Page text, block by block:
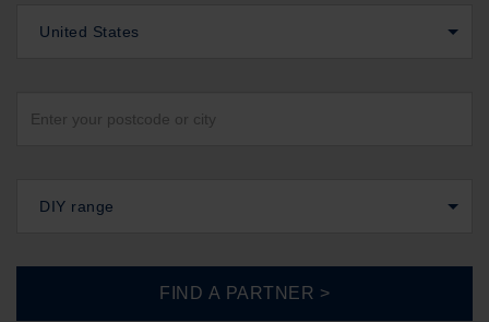
United States
DIY range